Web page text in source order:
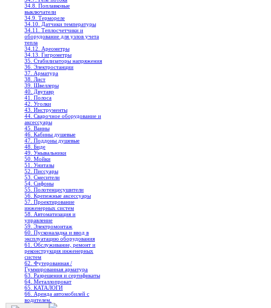
34.8. Поплавковые
выключатели
34.9. Термореле
34.10. Датчики температуры
34.11. Теплосчетчики и
оборудование для узлов учета
тепла
34.12. Ареометры
34.13. Гигрометры
35. Стабилизаторы напряжения
36. Электростанции
37. Арматура
38. Лист
39. Швеллеры
40. Двутавр
41. Полоса
42. Уголки
43. Инструменты
44. Сварочное оборудование и
аксессуары
45. Ванны
46. Кабины душевые
47. Поддоны душевые
48. Биде
49. Умывальники
50. Мойки
51. Унитазы
52. Писсуары
53. Смесители
54. Сифоны
55. Полотенцесушители
56. Крепежные аксессуары
57. Проектирование
инженерных систем
58. Автоматизация и
управление
59. Электромонтаж
60. Пусконаладка и ввод в
эксплуатацию оборудования
61. Обслуживание, ремонт и
реконструкция инженерных
систем
62. Футерованная /
Гуммированная арматура
63. Разрешения и сертификаты
64. Металлопрокат
65. КАТАЛОГИ
66. Аренда автомобилей с
водителем.